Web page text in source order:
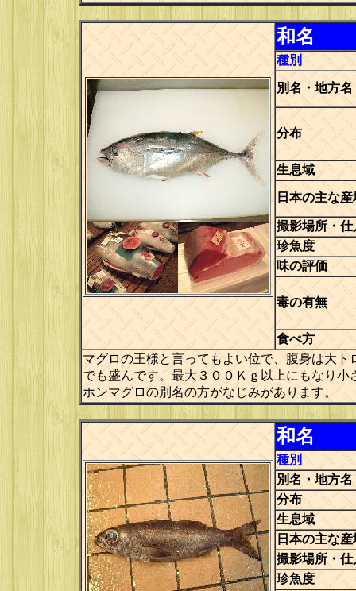
和名
種別
別名・地方名
分布
生息域
日本の主な産
撮影場所・仕
珍魚度
味の評価
毒の有無
食べ方
マグロの王様と言ってもよい位で、腹身は大
でも盛んです。最大３００Ｋｇ以上にもなり
ホンマグロの別名の方がなじみがあります。
和名
種別
別名・地方名
分布
生息域
日本の主な産
撮影場所・仕
珍魚度